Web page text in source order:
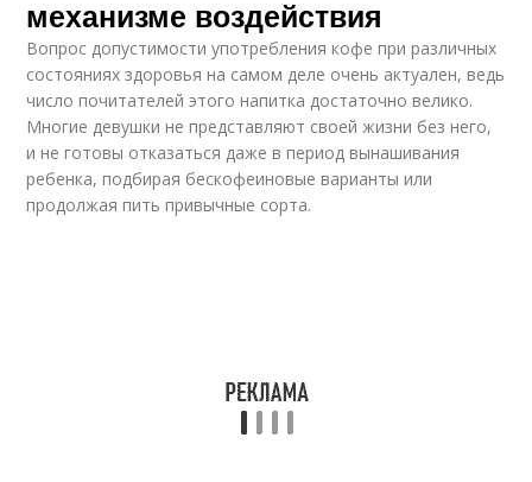
механизме воздействия
Вопрос допустимости употребления кофе при различных
состояниях здоровья на самом деле очень актуален, ведь
число почитателей этого напитка достаточно велико.
Многие девушки не представляют своей жизни без него,
и не готовы отказаться даже в период вынашивания
ребенка, подбирая бескофеиновые варианты или
продолжая пить привычные сорта.